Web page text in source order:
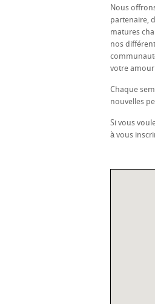
Nous
partenaire,
matures
nos
votre
Chaque
nouvelles
Si vous
à vous